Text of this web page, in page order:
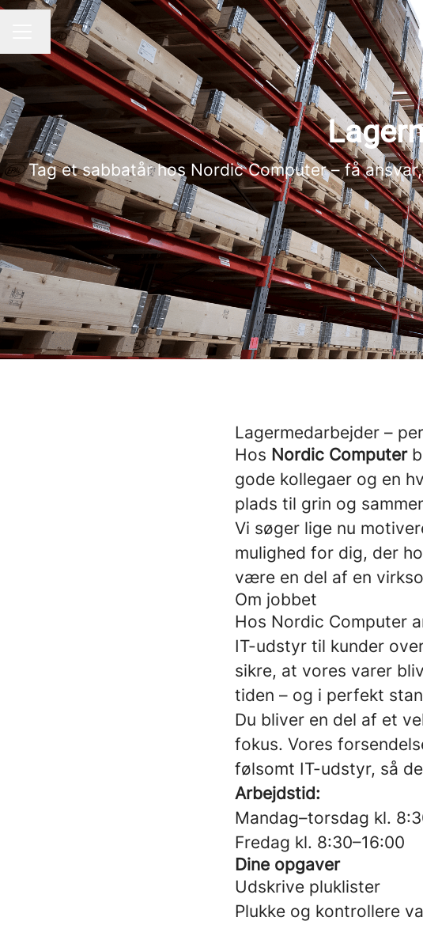
KARRIEREMENU
Skift sprog
Tag et sabbatår hos Nordic Computer – få
Lagermedarbejder –
Hos Nordic Computer
gode kollegaer og en
plads til grin og
Vi søger lige nu
mulighed for dig, der
være en del af en
Om jobbet
Hos Nordic Computer
IT-udstyr til kunder
sikre, at vores varer
tiden – og i perfekt
Du bliver en del af et
fokus. Vores
følsomt IT-udstyr, så
Arbejdstid:
Mandag–torsdag kl.
Fredag kl. 8:30–16:00
Dine opgaver
Udskrive pluklister
Plukke og kontrollere